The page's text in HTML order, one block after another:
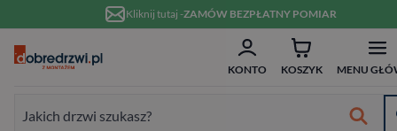
Kliknij tutaj -ZAMÓW BEZPŁATNY POMIAR
KONTO KOSZYK MENU
Formularz wyszukiwania: